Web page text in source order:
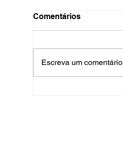
Comentários
Escreva um comentário